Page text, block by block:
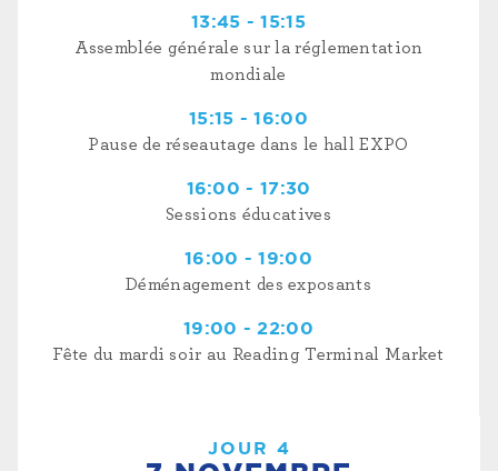
13:45 - 15:15
Assemblée générale sur la réglementation
mondiale
15:15 - 16:00
Pause de réseautage dans le hall EXPO
16:00 - 17:30
Sessions éducatives
16:00 - 19:00
Déménagement des exposants
19:00 - 22:00
Fête du mardi soir au Reading Terminal Market
JOUR 4